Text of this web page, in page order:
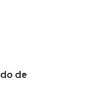
de